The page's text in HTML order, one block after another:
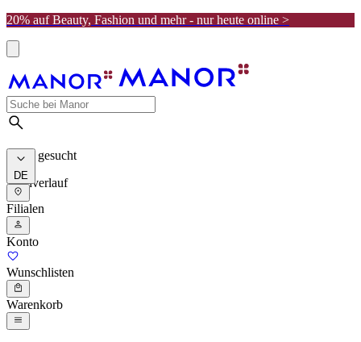
20% auf Beauty, Fashion und mehr - nur heute online >
Meist gesucht
Suchverlauf
DE
Filialen
Konto
Wunschlisten
Warenkorb